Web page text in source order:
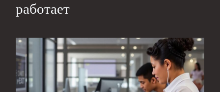
работает